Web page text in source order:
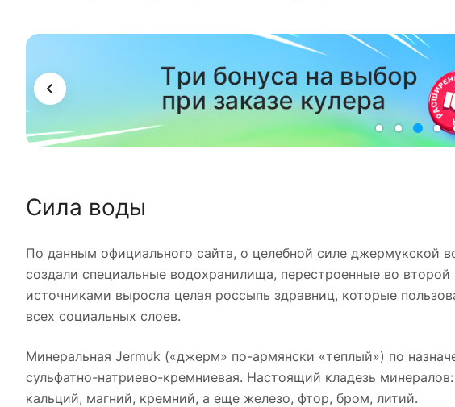
Сила воды
По данным официального сайта, о целебной силе джермукской
создали специальные водохранилища, перестроенные во
источниками выросла целая россыпь здравниц, которые
всех социальных слоев.
Минеральная Jermuk («джерм» по-армянски «теплый») по
сульфатно-натриево-кремниевая. Настоящий кладезь
кальций, магний, кремний, а еще железо, фтор, бром, литий.